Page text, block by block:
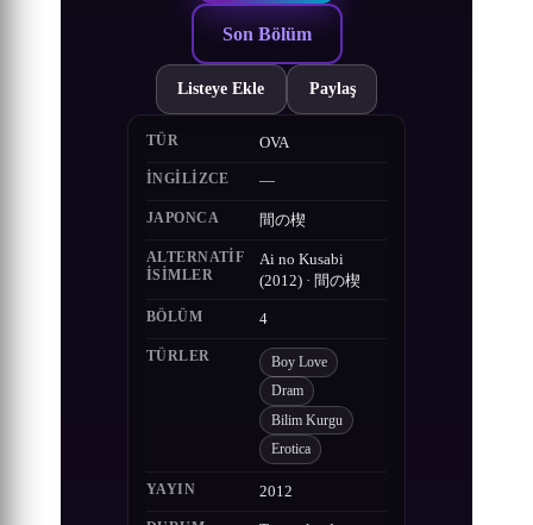
Son Bölüm
Listeye Ekle Paylaş
TÜR OVA
İNGILIZCE —
JAPONCA 間の楔
ALTERNATIF
ISIMLER
Ai no Kusabi
(2012) · 間の楔
BÖLÜM 4
TÜRLER Boy Love
Dram
Bilim Kurgu
Erotica
YAYIN 2012